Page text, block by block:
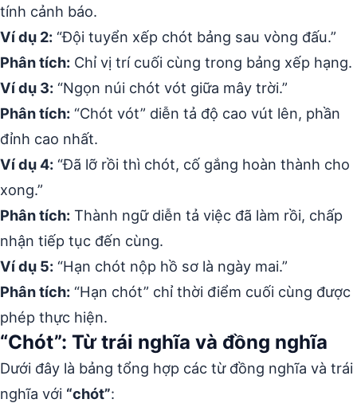
tính cảnh báo.
Ví dụ 2: “Đội tuyển xếp chót bảng sau vòng đấu.”
Phân tích: Chỉ vị trí cuối cùng trong bảng xếp hạng.
Ví dụ 3: “Ngọn núi chót vót giữa mây trời.”
Phân tích: “Chót vót” diễn tả độ cao vút lên, phần
đỉnh cao nhất.
Ví dụ 4: “Đã lỡ rồi thì chót, cố gắng hoàn thành cho
xong.”
Phân tích: Thành ngữ diễn tả việc đã làm rồi, chấp
nhận tiếp tục đến cùng.
Ví dụ 5: “Hạn chót nộp hồ sơ là ngày mai.”
Phân tích: “Hạn chót” chỉ thời điểm cuối cùng được
phép thực hiện.
“Chót”: Từ trái nghĩa và đồng nghĩa
Dưới đây là bảng tổng hợp các từ đồng nghĩa và trái
nghĩa với “chót”: